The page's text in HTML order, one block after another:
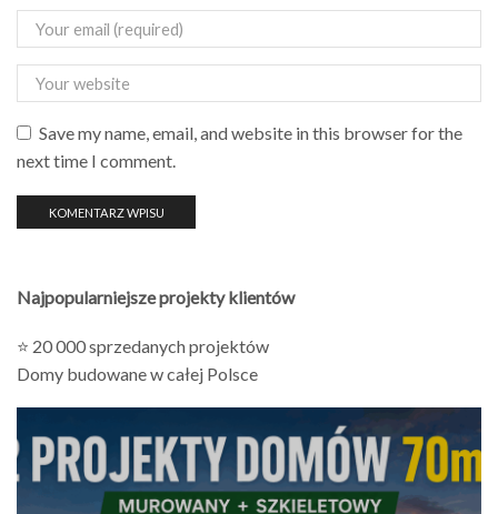
Save my name, email, and website in this browser for the
next time I comment.
Najpopularniejsze projekty klientów
⭐ 20 000 sprzedanych projektów
Domy budowane w całej Polsce